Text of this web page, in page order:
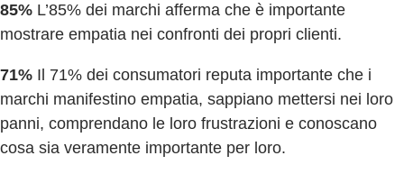
85% L’85% dei marchi afferma che è importante
mostrare empatia nei confronti dei propri clienti.
71% Il 71% dei consumatori reputa importante che i
marchi manifestino empatia, sappiano mettersi nei loro
panni, comprendano le loro frustrazioni e conoscano
cosa sia veramente importante per loro.